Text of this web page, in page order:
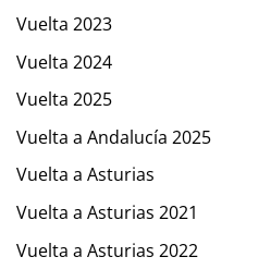
Vuelta 2023
Vuelta 2024
Vuelta 2025
Vuelta a Andalucía 2025
Vuelta a Asturias
Vuelta a Asturias 2021
Vuelta a Asturias 2022